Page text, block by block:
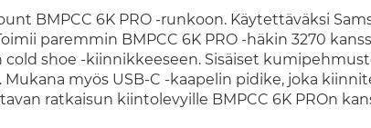
BMPCC 6K PRO -runkoon. Käytettäväksi
paremmin BMPCC 6K PRO -häkin 3270
cold shoe -kiinnikkeeseen. Sisäiset
Mukana myös USB-C -kaapelin pidike, joka
ratkaisun kiintolevyille BMPCC 6K PROn